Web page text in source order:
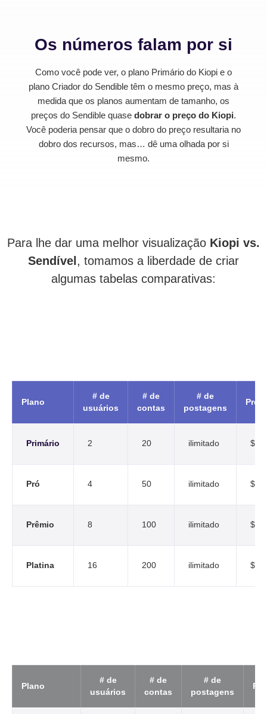
Os números falam por si
Como você pode ver, o plano Primário do Kiopi e o
plano Criador do Sendible têm o mesmo preço, mas à
medida que os planos aumentam de tamanho, os
preços do Sendible quase dobrar o preço do Kiopi.
Você poderia pensar que o dobro do preço resultaria no
dobro dos recursos, mas… dê uma olhada por si
mesmo.
Para lhe dar uma melhor visualização Kiopi vs.
Sendível , tomamos a liberdade de criar
algumas tabelas comparativas:
Plano
# de
usuários
# de
contas
# de
postagens
Primário 2 20 ilimitado
Pró 4 50 ilimitado
Prêmio 8 100 ilimitado
Platina 16 200 ilimitado
Plano
# de
usuários
# de
contas
# de
postagens